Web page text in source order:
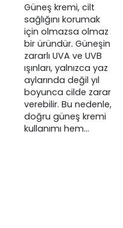
Güneş kremi, cilt
sağlığını korumak
için olmazsa olmaz
bir üründür. Güneşin
zararlı UVA ve UVB
ışınları, yalnızca yaz
aylarında değil yıl
boyunca cilde zarar
verebilir. Bu nedenle,
doğru güneş kremi
kullanımı hem…